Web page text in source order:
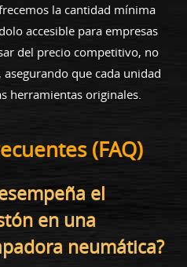
la cantidad mínima
accesible para empresas
del precio competitivo, no
que cada unidad
herramientas originales.
(FAQ)
el
en una
neumática?